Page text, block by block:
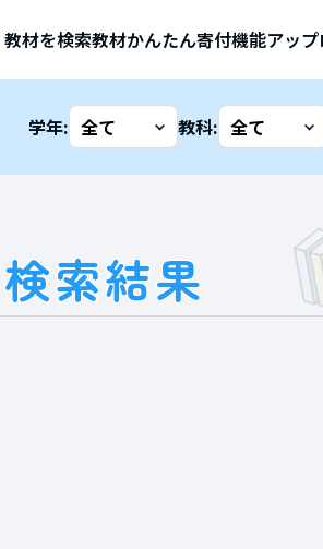
教材を検索教材かんたん寄付機能アッ
学年: 教科:
検索結果